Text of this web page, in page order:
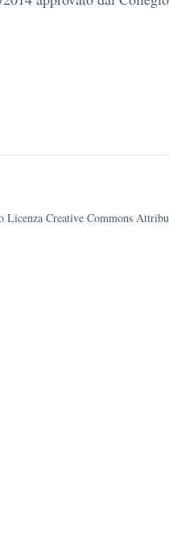
Creative Commons